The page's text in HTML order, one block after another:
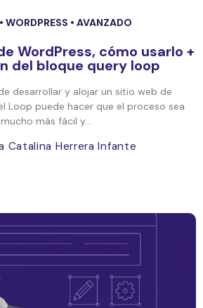
WORDPRESS • AVANZADO
WordPress, cómo usarlo +
del bloque query loop
desarrollar y alojar un sitio web de
Loop puede hacer que el proceso sea
mucho más fácil y...
Catalina Herrera Infante